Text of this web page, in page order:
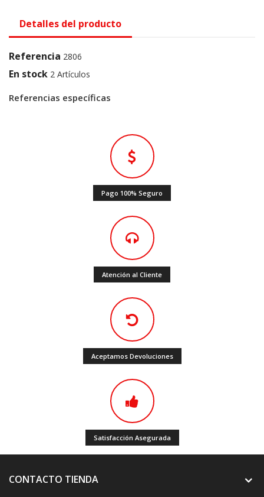
Detalles del producto
Referencia 2806
En stock 2 Artículos
Referencias específicas
Pago 100% Seguro
Atención al Cliente
Aceptamos Devoluciones
Satisfacción Asegurada
CONTACTO TIENDA